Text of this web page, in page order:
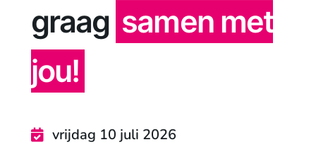
graag samen met
jou!
vrijdag 10 juli 2026